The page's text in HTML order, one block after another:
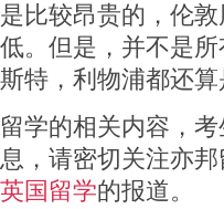
比较昂贵的，伦
。但是，并不是
特，利物浦都还
的相关内容，考
，请密切关注亦
英国留学的报道。